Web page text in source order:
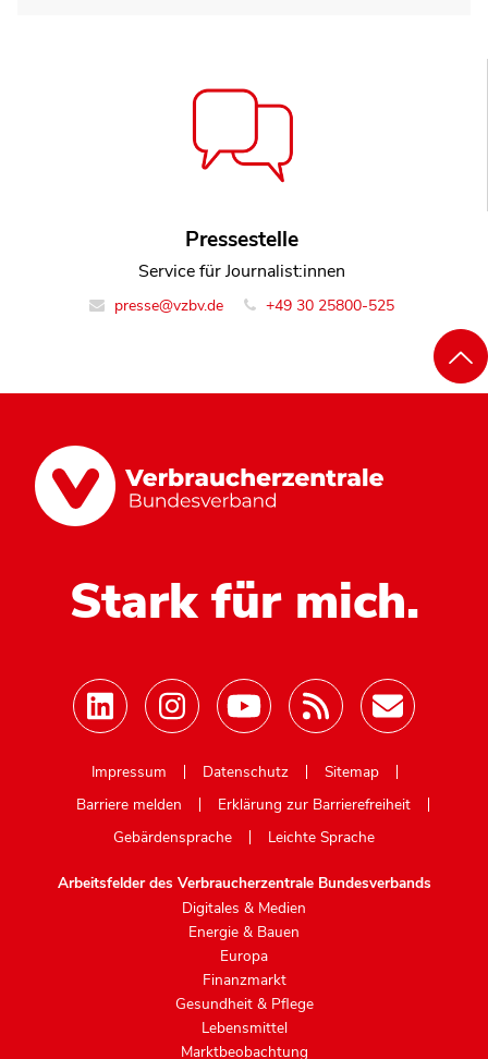
Pressestelle
Service für Journalist:innen
presse@vzbv.de +49 30 25800-525
Stark für mich.
Impressum
Datenschutz
Sitemap
Barriere melden
Erklärung zur Barrierefreiheit
Gebärdensprache
Leichte Sprache
Arbeitsfelder des Verbraucherzentrale Bundesverbands
Digitales & Medien
Energie & Bauen
Europa
Finanzmarkt
Gesundheit & Pflege
Lebensmittel
Marktbeobachtung